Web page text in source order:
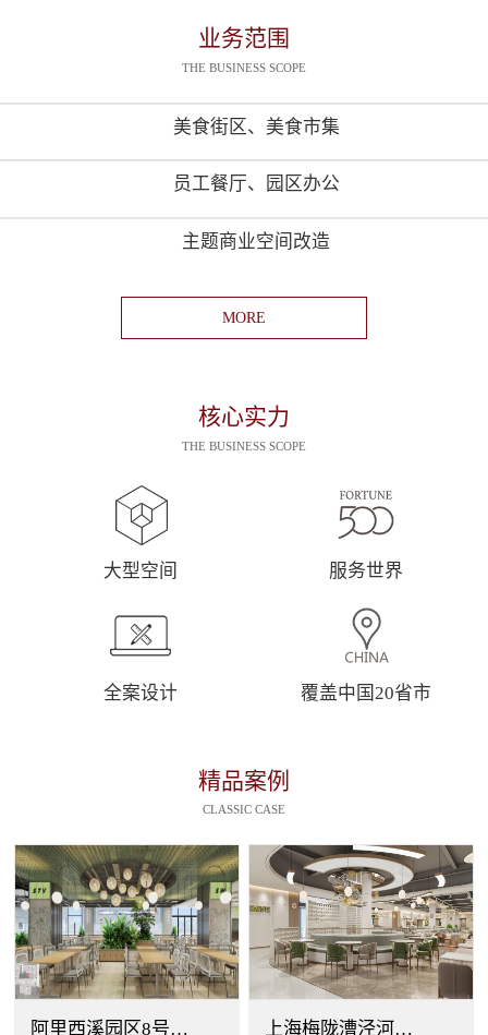
业务范围
THE BUSINESS SCOPE
美食街区、美食市集
员工餐厅、园区办公
主题商业空间改造
MORE
核心实力
THE BUSINESS SCOPE
大型空间 服务世界
全案设计 覆盖中国20省市
精品案例
CLASSIC CASE
阿里西溪园区8号楼1层餐厅 上海梅陇漕泾河科技绿洲员工餐厅